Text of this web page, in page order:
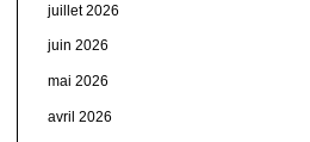
juillet 2026
juin 2026
mai 2026
avril 2026